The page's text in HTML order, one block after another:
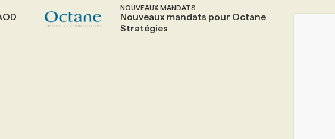
NOUVEAUX MANDATS
Nouveaux mandats pour Octane
Stratégies